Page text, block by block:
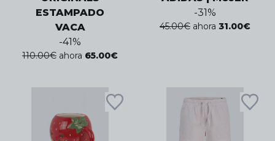
ESTAMPADO
VACA
-41%
110.00€ ahora 65.00€
-31%
45.00€ ahora 31.00€